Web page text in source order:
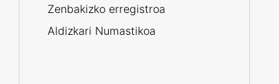
Zenbakizko erregistroa
Aldizkari Numastikoa